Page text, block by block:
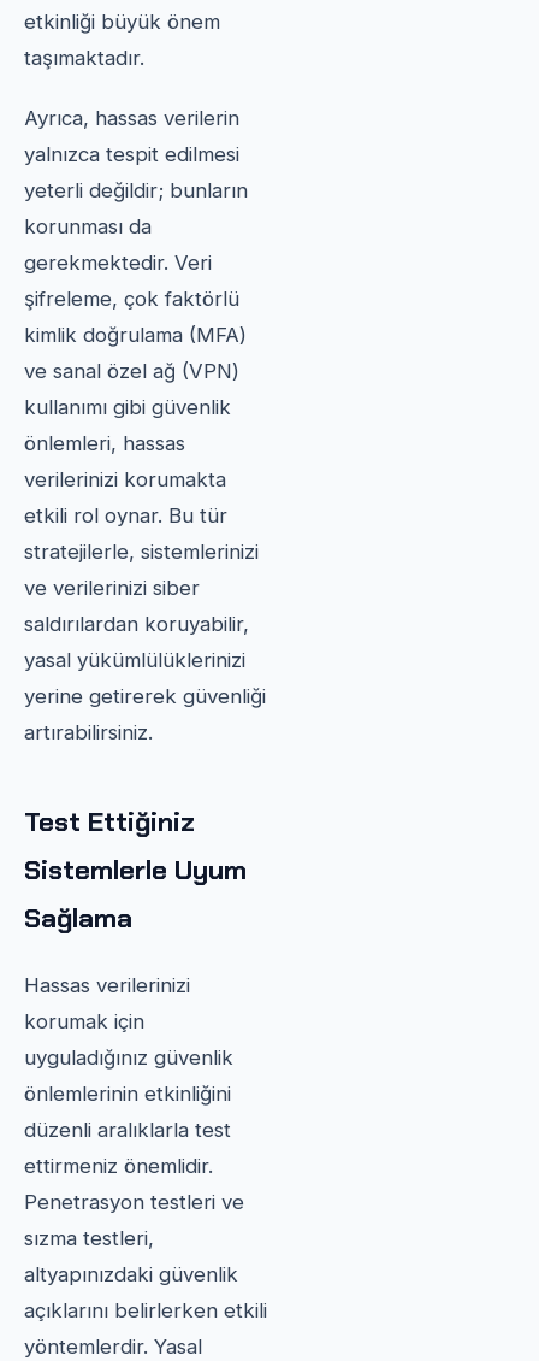
etkinliği büyük önem
taşımaktadır.
Ayrıca, hassas verilerin
yalnızca tespit edilmesi
yeterli değildir; bunların
korunması da
gerekmektedir. Veri
şifreleme, çok faktörlü
kimlik doğrulama (MFA)
ve sanal özel ağ (VPN)
kullanımı gibi güvenlik
önlemleri, hassas
verilerinizi korumakta
etkili rol oynar. Bu tür
stratejilerle, sistemlerinizi
ve verilerinizi siber
saldırılardan koruyabilir,
yasal yükümlülüklerinizi
yerine getirerek güvenliği
artırabilirsiniz.
Test Ettiğiniz
Sistemlerle Uyum
Sağlama
Hassas verilerinizi
korumak için
uyguladığınız güvenlik
önlemlerinin etkinliğini
düzenli aralıklarla test
ettirmeniz önemlidir.
Penetrasyon testleri ve
sızma testleri,
altyapınızdaki güvenlik
açıklarını belirlerken etkili
yöntemlerdir. Yasal